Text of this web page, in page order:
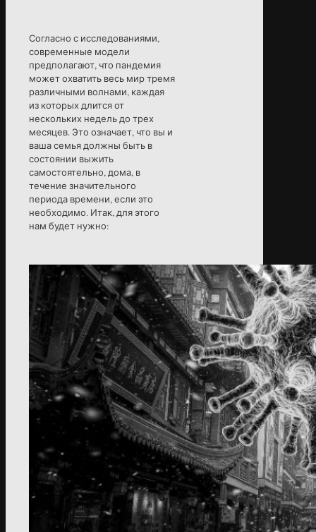
Согласно с исследованиями,
современные модели
предполагают, что пандемия
может охватить весь мир тремя
различными волнами, каждая
из которых длится от
нескольких недель до трех
месяцев. Это означает, что вы и
ваша семья должны быть в
состоянии выжить
самостоятельно, дома, в
течение значительного
периода времени, если это
необходимо. Итак, для этого
нам будет нужно: